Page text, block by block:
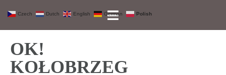
OK!
KOŁOBRZEG
Czech Dutch English German Polish